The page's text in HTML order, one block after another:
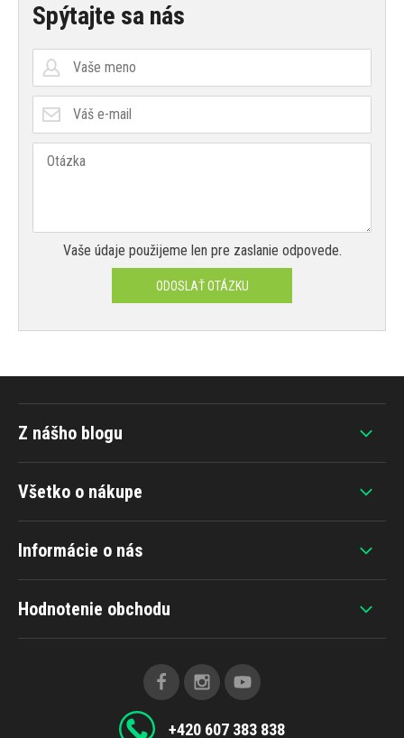
Spýtajte sa nás
Vaše údaje použijeme len pre zaslanie odpovede.
ODOSLAŤ OTÁZKU
Všetko o nákupe
Informácie o nás
Hodnotenie obchodu
+420 607 383 838
Z nášho blogu